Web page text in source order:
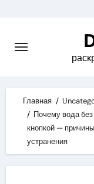
content
Главная
Почему вода без
кнопкой —
устранения